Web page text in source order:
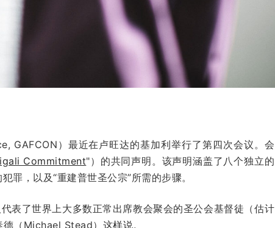
）最近在卢旺达的基加利举行了第四次会议。会
Commitment"）的共同声明。该声明涵盖了八个独立的
罪，以及“重建普世圣公宗”所需的步骤。
表了世界上大多数正常出席教会聚会的圣公会基督徒（估计
（Michael Stead） 这样说。